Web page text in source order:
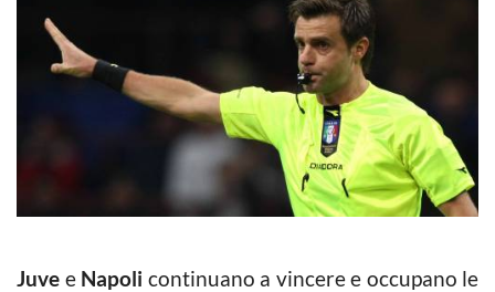
Juve e Napoli continuano a vincere e occupano le